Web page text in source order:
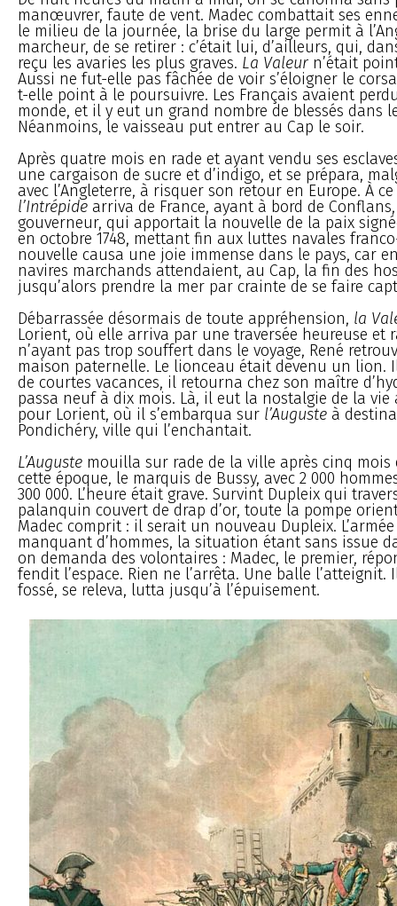
manœuvrer, faute de vent. Madec combattait ses
le milieu de la journée, la brise du large permit à
marcheur, de se retirer : c’était lui, d’ailleurs, qui,
reçu les avaries les plus graves. La Valeur n’était
Aussi ne fut-elle pas fâchée de voir s’éloigner le
t-elle point à le poursuivre. Les Français avaient
monde, et il y eut un grand nombre de blessés dans
Néanmoins, le vaisseau put entrer au Cap le soir.
Après quatre mois en rade et ayant vendu ses
une cargaison de sucre et d’indigo, et se prépara,
avec l’Angleterre, à risquer son retour en Europe. À
l’Intrépide arriva de France, ayant à bord de
gouverneur, qui apportait la nouvelle de la paix
en octobre 1748, mettant fin aux luttes navales
nouvelle causa une joie immense dans le pays, car
navires marchands attendaient, au Cap, la fin des
jusqu’alors prendre la mer par crainte de se faire
Débarrassée désormais de toute appréhension, la
Lorient, où elle arriva par une traversée heureuse et
n’ayant pas trop souffert dans le voyage, René
maison paternelle. Le lionceau était devenu un lion.
de courtes vacances, il retourna chez son maître
passa neuf à dix mois. Là, il eut la nostalgie de la vie
pour Lorient, où il s’embarqua sur l’Auguste à
Pondichéry, ville qui l’enchantait.
L’Auguste mouilla sur rade de la ville après cinq mois
cette époque, le marquis de Bussy, avec 2 000
300 000. L’heure était grave. Survint Dupleix qui
palanquin couvert de drap d’or, toute la pompe
Madec comprit : il serait un nouveau Dupleix.
manquant d’hommes, la situation étant sans issue
on demanda des volontaires : Madec, le premier,
fendit l’espace. Rien ne l’arrêta. Une balle
fossé, se releva, lutta jusqu’à l’épuisement.